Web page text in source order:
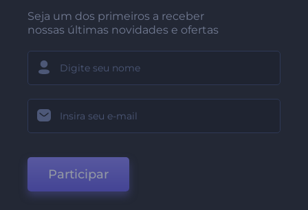
Seja um dos primeiros a receber
nossas últimas novidades e ofertas
Participar